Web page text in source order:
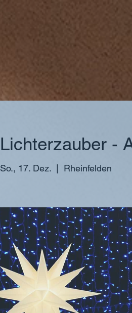
Lichterzauber -
So., 17. Dez. Rheinfelden